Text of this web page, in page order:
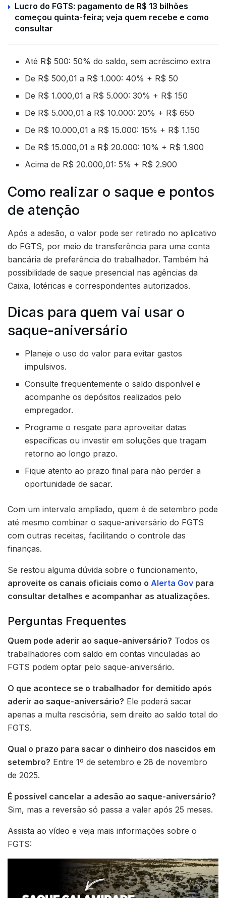
Lucro do FGTS: pagamento de R$ 13 bilhões
começou quinta-feira; veja quem recebe e como
consultar
Até R$ 500: 50% do saldo, sem acréscimo extra
De R$ 500,01 a R$ 1.000: 40% + R$ 50
De R$ 1.000,01 a R$ 5.000: 30% + R$ 150
De R$ 5.000,01 a R$ 10.000: 20% + R$ 650
De R$ 10.000,01 a R$ 15.000: 15% + R$ 1.150
De R$ 15.000,01 a R$ 20.000: 10% + R$ 1.900
Acima de R$ 20.000,01: 5% + R$ 2.900
Como realizar o saque e pontos
de atenção
Após a adesão, o valor pode ser retirado no aplicativo
do FGTS, por meio de transferência para uma conta
bancária de preferência do trabalhador. Também há
possibilidade de saque presencial nas agências da
Caixa, lotéricas e correspondentes autorizados.
Dicas para quem vai usar o
saque-aniversário
Planeje o uso do valor para evitar gastos
impulsivos.
Consulte frequentemente o saldo disponível e
acompanhe os depósitos realizados pelo
empregador.
Programe o resgate para aproveitar datas
específicas ou investir em soluções que tragam
retorno ao longo prazo.
Fique atento ao prazo final para não perder a
oportunidade de sacar.
Com um intervalo ampliado, quem é de setembro pode
até mesmo combinar o saque-aniversário do FGTS
com outras receitas, facilitando o controle das
finanças.
Se restou alguma dúvida sobre o funcionamento,
aproveite os canais oficiais como o Alerta Gov para
consultar detalhes e acompanhar as atualizações.
Perguntas Frequentes
Quem pode aderir ao saque-aniversário? Todos os
trabalhadores com saldo em contas vinculadas ao
FGTS podem optar pelo saque-aniversário.
O que acontece se o trabalhador for demitido após
aderir ao saque-aniversário? Ele poderá sacar
apenas a multa rescisória, sem direito ao saldo total do
FGTS.
Qual o prazo para sacar o dinheiro dos nascidos em
setembro? Entre 1º de setembro e 28 de novembro
de 2025.
É possível cancelar a adesão ao saque-aniversário?
Sim, mas a reversão só passa a valer após 25 meses.
Assista ao vídeo e veja mais informações sobre o
FGTS: